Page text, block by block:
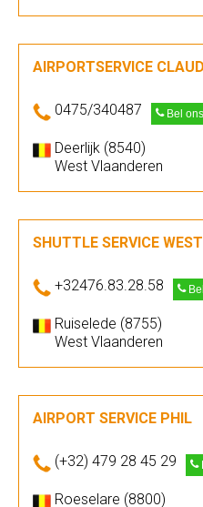
AIRPORTSERVICE
0475/340487 Bel ons
Deerlijk (8540)
West Vlaanderen
SHUTTLE SERVICE WEST
+32476.83.28.58
Ruiselede (8755)
West Vlaanderen
AIRPORT SERVICE PHIL
(+32) 479 28 45 29
Roeselare (8800)